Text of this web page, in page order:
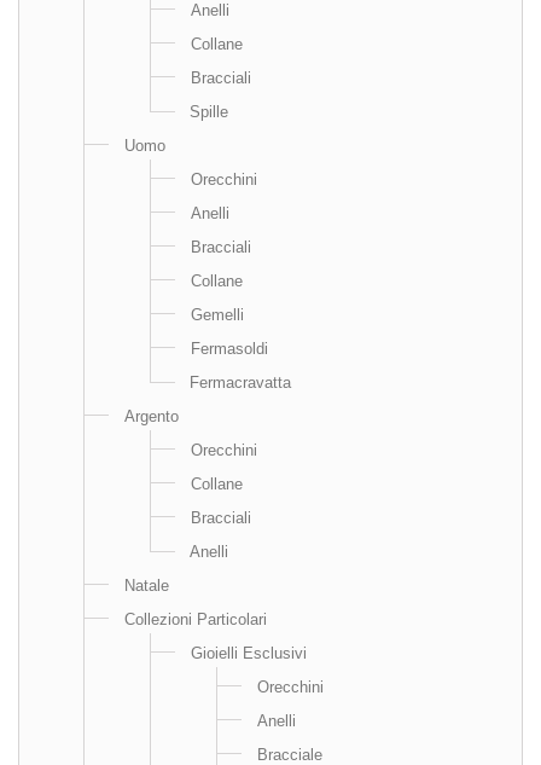
Anelli
Collane
Bracciali
Spille
Uomo
Orecchini
Anelli
Bracciali
Collane
Gemelli
Fermasoldi
Fermacravatta
Argento
Orecchini
Collane
Bracciali
Anelli
Natale
Collezioni Particolari
Gioielli Esclusivi
Orecchini
Anelli
Bracciale